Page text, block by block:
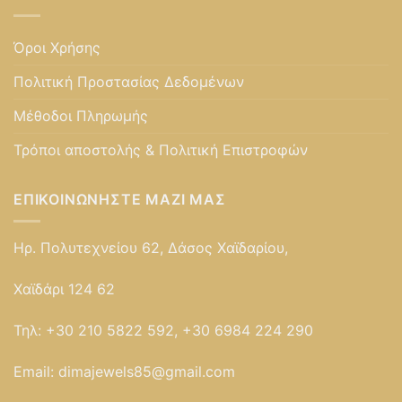
Όροι Χρήσης
Πολιτική Προστασίας Δεδομένων
Μέθοδοι Πληρωμής
Τρόποι αποστολής & Πολιτική Επιστροφών
ΕΠΙΚΟΙΝΩΝΉΣΤΕ ΜΑΖΊ ΜΑΣ
Ηρ. Πολυτεχνείου 62, Δάσος Χαϊδαρίου,
Χαϊδάρι 124 62
Τηλ: +30 210 5822 592, +30 6984 224 290
Email: dimajewels85@gmail.com